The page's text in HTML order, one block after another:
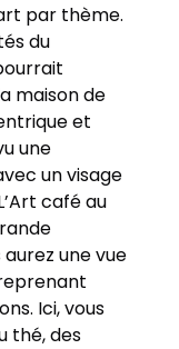
par thème.
du
maison de
et
une
un visage
café au
une vue
Ici, vous
thé, des